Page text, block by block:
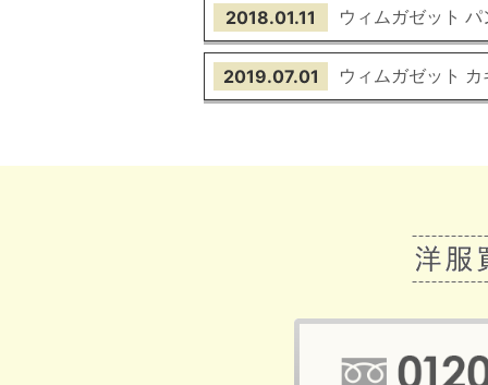
2018.01.11 ウィムガゼット パ
2019.07.01 ウィムガゼット